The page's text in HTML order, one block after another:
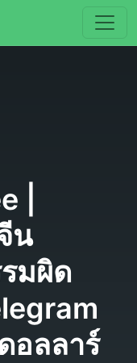
|
น
มผิด
อลลาร์